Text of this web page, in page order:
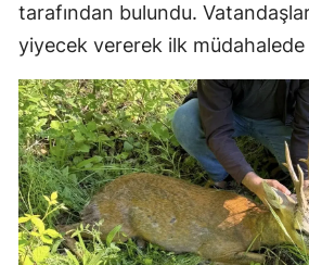
tarafından bulundu.
yiyecek vererek ilk müdahalede